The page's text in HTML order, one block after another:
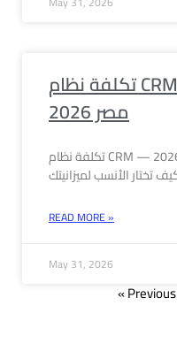
تكلفة نظام CRM للشركات الصغيرة في
مصر 2026
تكلفة نظام CRM للشركات الصغيرة في مصر 2026 —
READ MORE »
May 31, 2026
« Previous